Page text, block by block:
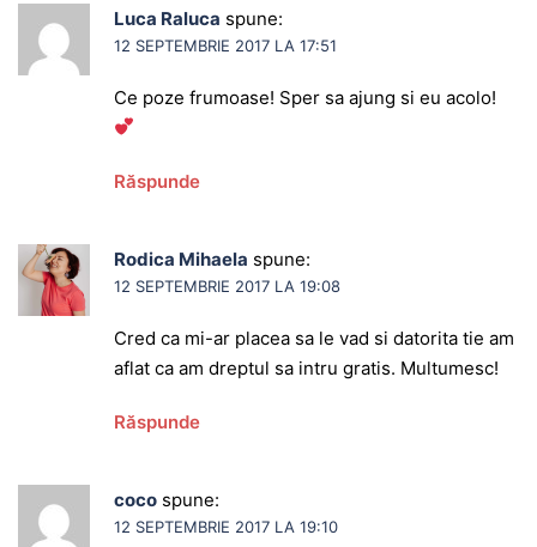
Luca Raluca spune:
12 SEPTEMBRIE 2017 LA 17:51
Ce poze frumoase! Sper sa ajung si eu acolo!
Răspunde
Rodica Mihaela spune:
12 SEPTEMBRIE 2017 LA 19:08
Cred ca mi-ar placea sa le vad si datorita tie am
aflat ca am dreptul sa intru gratis. Multumesc!
Răspunde
coco spune:
12 SEPTEMBRIE 2017 LA 19:10